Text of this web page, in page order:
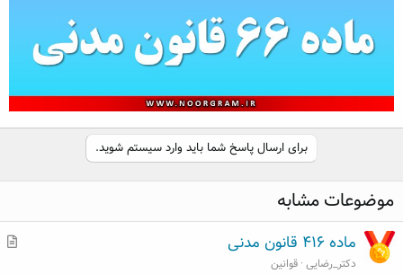
برای ارسال پاسخ شما باید وارد سیستم شوید.
موضوعات مشابه
م
ماده ۴۱۶ قانون مدنی
دکتر_رضایی قوانین